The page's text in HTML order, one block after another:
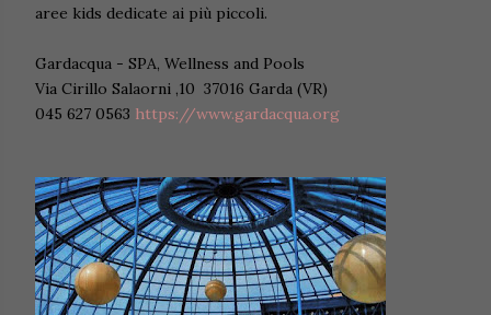
aree kids dedicate ai più piccoli.
Gardacqua - SPA, Wellness and Pools
Via Cirillo Salaorni ,10 37016 Garda (VR)
045 627 0563 https://www.gardacqua.org